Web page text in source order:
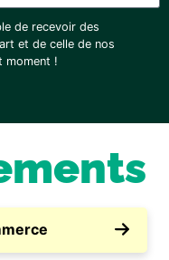
de recevoir des
et de celle de nos
moment !